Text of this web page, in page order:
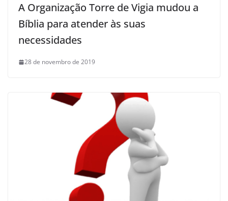
A Organização Torre de Vigia mudou a
Bíblia para atender às suas
necessidades
28 de novembro de 2019